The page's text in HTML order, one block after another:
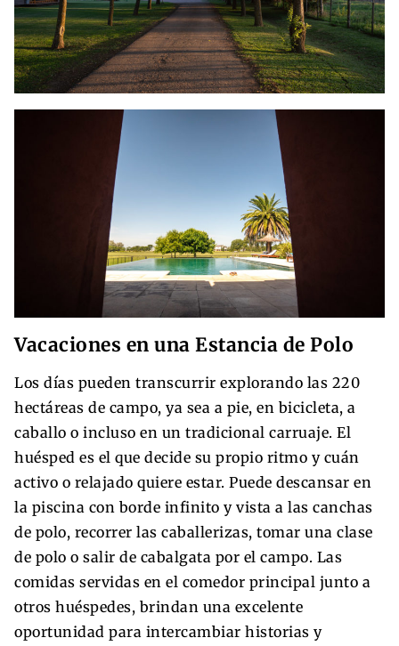
Vacaciones en una Estancia de Polo
Los días pueden transcurrir explorando las 220
hectáreas de campo, ya sea a pie, en bicicleta, a
caballo o incluso en un tradicional carruaje. El
huésped es el que decide su propio ritmo y cuán
activo o relajado quiere estar. Puede descansar en
la piscina con borde infinito y vista a las canchas
de polo, recorrer las caballerizas, tomar una clase
de polo o salir de cabalgata por el campo. Las
comidas servidas en el comedor principal junto a
otros huéspedes, brindan una excelente
oportunidad para intercambiar historias y